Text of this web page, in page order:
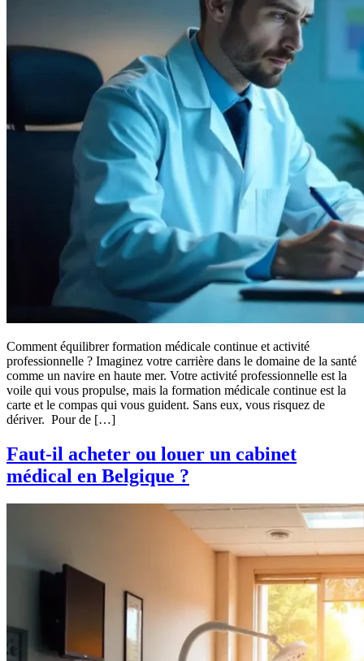
Comment équilibrer formation médicale continue et activité
professionnelle ? Imaginez votre carrière dans le domaine de la santé
comme un navire en haute mer. Votre activité professionnelle est la
voile qui vous propulse, mais la formation médicale continue est la
carte et le compas qui vous guident. Sans eux, vous risquez de
dériver. Pour de […]
Faut-il acheter ou louer un cabinet
médical en Belgique ?